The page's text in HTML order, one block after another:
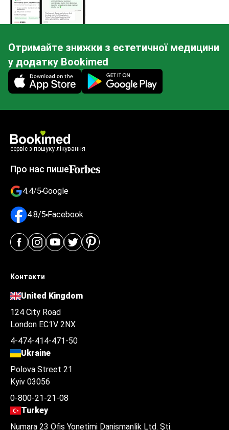
Отримайте знижки з естетичної медицини
у додатку Bookimed
Mobile app illustration
сервіс з пошуку лікування
Про нас пише
4.4/5 Google
4.8/5 Facebook
Контакти
United Kingdom
124 City Road
London EC1V 2NX
4-474-414-471-50
Ukraine
Polova Street 21
Kyiv 03056
0-800-21-21-08
Turkey
Numara 23 Ofis Yonetimi Danismanlik Ltd. Şti.